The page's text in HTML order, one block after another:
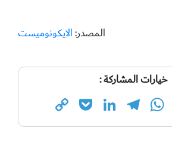
المصدر:الايكونوميست
خيارات المشاركة :
Twitter
WhatsApp
Telegram
LinkedIn
Pocket
Link